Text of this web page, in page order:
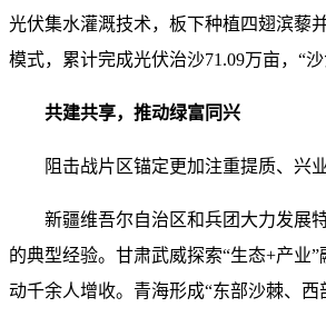
光伏集水灌溉技术，板下种植四翅滨藜
模式，累计完成光伏治沙71.09万亩，“
共建共享，推动绿富同兴
阻击战片区锚定更加注重提质、兴
新疆维吾尔自治区和兵团大力发展
的典型经验。甘肃武威探索“生态+产业
动千余人增收。青海形成“东部沙棘、